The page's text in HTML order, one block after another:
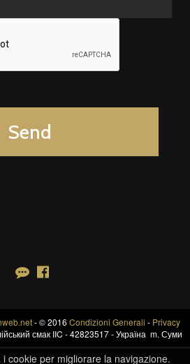
- © 2016 Condizioni Generali - Privacy
смак IIC - 42823517 - Україна m. Суми
cookie per migliorare la navigazione.